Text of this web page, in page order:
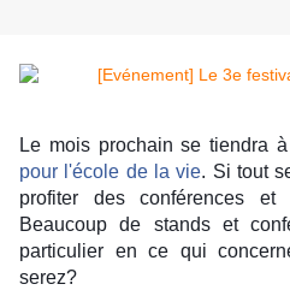
Le mois prochain se tiendra
pour l'école de la vie. Si tout
profiter des conférences et
Beaucoup de stands et
particulier en ce qui
serez?